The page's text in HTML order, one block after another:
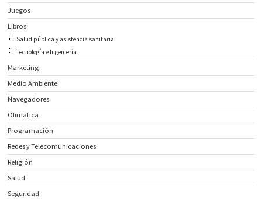
Juegos
Libros
Salud pública y asistencia sanitaria
Tecnología e Ingeniería
Marketing
Medio Ambiente
Navegadores
Ofimatica
Programación
Redes y Telecomunicaciones
Religión
Salud
Seguridad